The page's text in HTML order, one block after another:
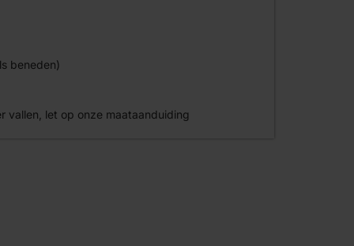
beneden)
vallen, let op onze maataanduiding